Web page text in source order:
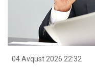
04 Avqust 2026 22:32